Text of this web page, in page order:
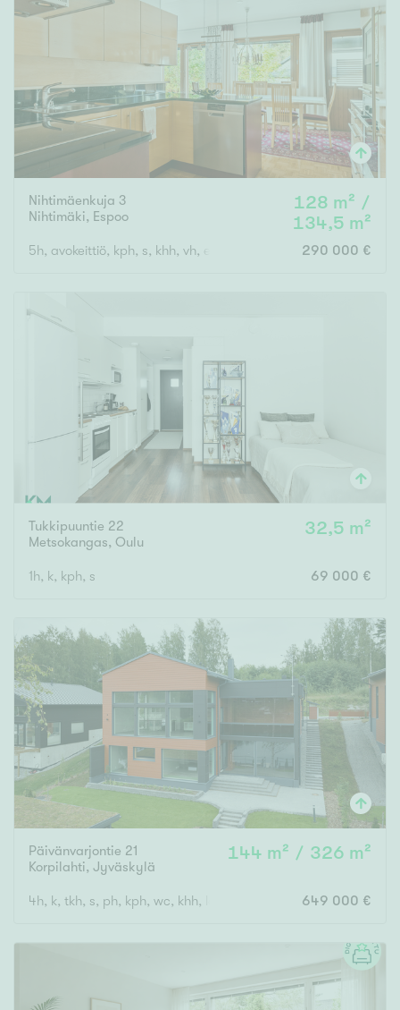
Nihtimäenkuja 3
Nihtimäki, Espoo
128 m² /
134,5 m²
5h, avokeittiö, kph, s, khh, vh, erill.wc, autokatos, varasto
290 000 €
Tukkipuuntie 22
Metsokangas, Oulu
32,5 m²
1h, k, kph, s 69 000 €
Päivänvarjontie 21
Korpilahti, Jyväskylä
144 m² / 326 m²
4h, k, tkh, s, ph, kph, wc, khh, las.ter, las.p, varastot, 2 auton
649 000 €